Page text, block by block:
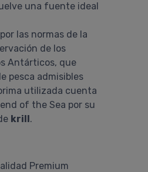
una fuente ideal
las normas de la
de los
Antárticos, que
pesca admisibles
utilizada cuenta
of the Sea por su
krill.
Premium